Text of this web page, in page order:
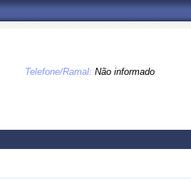
Telefone/Ramal: Não informado